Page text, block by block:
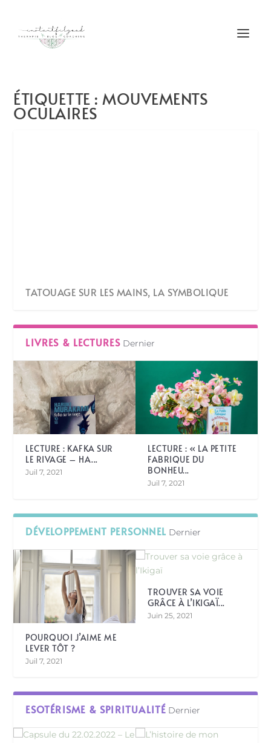
ÉTIQUETTE :MOUVEMENTS
OCULAIRES
TATOUAGE SUR LES MAINS, LA SYMBOLIQUE
LIVRES & LECTURES Dernier
LECTURE : KAFKA SUR
LE RIVAGE – HA...
Juil 7, 2021
LECTURE : « LA PETITE
FABRIQUE DU
BONHEU...
Juil 7, 2021
DÉVELOPPEMENT PERSONNEL Dernier
POURQUOI J’AIME ME
LEVER TÔT ?
Juil 7, 2021
TROUVER SA VOIE
GRÂCE À L’IKIGAÏ...
Juin 25, 2021
ESOTÉRISME & SPIRITUALITÉ Dernier